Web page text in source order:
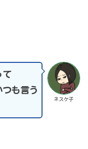
ネスケ子
て
つも言う